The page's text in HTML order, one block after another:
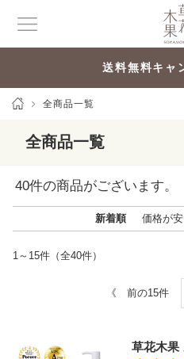
送料無料キャ
全商品一覧
全商品一覧
40件の商品がございます。
新着順 価格が
1～15件（全40件）
《 前の15件
草花木果